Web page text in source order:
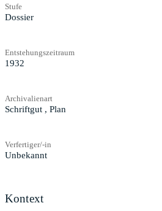
Stufe
Dossier
Entstehungszeitraum
1932
Archivalienart
Schriftgut , Plan
Verfertiger/-in
Unbekannt
Kontext